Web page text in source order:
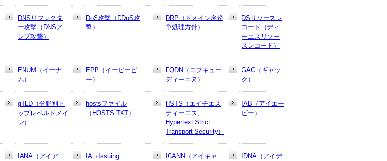
DNSリフレクタ
ー攻撃（DNSア
ンプ攻撃）
DoS攻撃（DDoS攻
撃）
DRP（ドメイン名紛
争処理方針）
DSリソースレ
コード（ディ
ーエスリソー
スレコード）
ENUM（イーナ
ム）
EPP（イーピーピ
ー）
FQDN（エフキュー
ディーエヌ）
GAC（ギャッ
ク）
gTLD（分野別ト
ップレベルドメイ
ン）
hostsファイル
（HOSTS.TXT）
HSTS（エイチエス
ティーエス、
Hypertext Strict
Transport Security）
IAB（アイエー
ビー）
IANA（アイア
IA（Issuing
ICANN（アイキャ
IDNA（アイデ